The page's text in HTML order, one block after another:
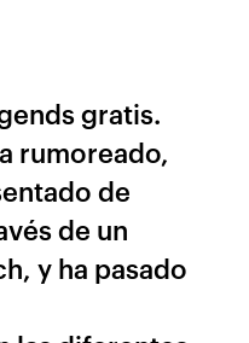
gratis.
rumoreado,
de
de un
y ha pasado